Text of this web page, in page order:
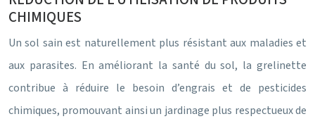
CHIMIQUES
Un sol sain est naturellement plus résistant aux maladies et
aux parasites. En améliorant la santé du sol, la grelinette
contribue à réduire le besoin d’engrais et de pesticides
chimiques, promouvant ainsi un jardinage plus respectueux de